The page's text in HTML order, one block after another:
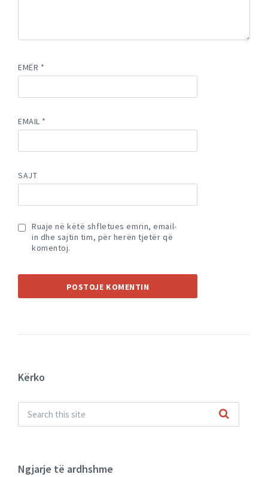
EMËR *
EMAIL *
SAJT
Ruaje në këtë shfletues emrin, email-
in dhe sajtin tim, për herën tjetër që
komentoj.
Kërko
Ngjarje të ardhshme